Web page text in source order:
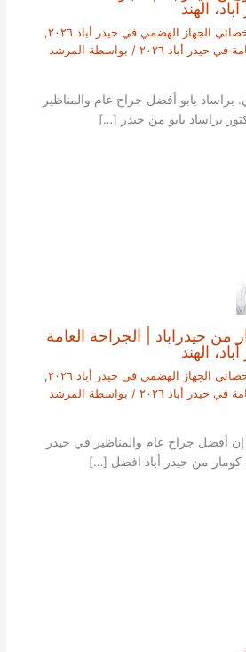
الهند
الجهاز الهضمي في حيدر أباد ٢٠٢٦
,
حيدر أباد ٢٠٢٦
/ بواسطة المرشد
بابو أفضل جراح عام والمناظير
براساد بابو من حيدر […]
من حيدراباد | الجراحة العامة
الهند
الجهاز الهضمي في حيدر أباد ٢٠٢٦
,
حيدر أباد ٢٠٢٦
/ بواسطة المرشد
إن أفضل جراح عام والمناظير في حيدر
كومار من حيدر أباد افضل […]